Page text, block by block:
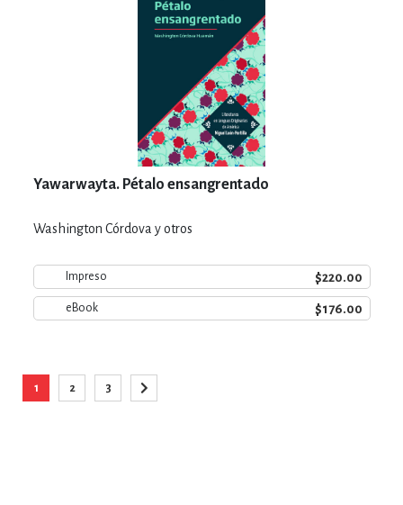
Yawarwayta. Pétalo ensangrentado
Washington Córdova y otros
Impreso $220.00
eBook $176.00
Está viendo la página
1
Página
2
Página
3
Página
Siguiente